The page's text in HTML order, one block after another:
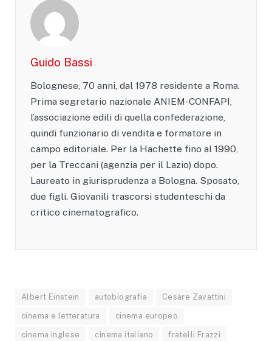
Guido Bassi
Bolognese, 70 anni, dal 1978 residente a Roma.
Prima segretario nazionale ANIEM-CONFAPI,
l’associazione edili di quella confederazione,
quindi funzionario di vendita e formatore in
campo editoriale. Per la Hachette fino al 1990,
per la Treccani (agenzia per il Lazio) dopo.
Laureato in giurisprudenza a Bologna. Sposato,
due figli. Giovanili trascorsi studenteschi da
critico cinematografico.
Albert Einstein autobiografia Cesare Zavattini
cinema e letteratura cinema europeo
cinema inglese cinema italiano fratelli Frazzi